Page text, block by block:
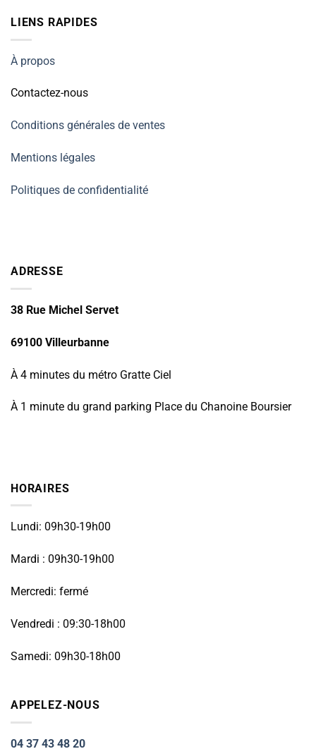
LIENS RAPIDES
À propos
Contactez-nous
Conditions générales de ventes
Mentions légales
Politiques de confidentialité
ADRESSE
38 Rue Michel Servet
69100 Villeurbanne
À 4 minutes du métro Gratte Ciel
À 1 minute du grand parking Place du Chanoine Boursier
HORAIRES
Lundi: 09h30-19h00
Mardi : 09h30-19h00
Mercredi: fermé
Vendredi : 09:30-18h00
Samedi: 09h30-18h00
APPELEZ-NOUS
04 37 43 48 20